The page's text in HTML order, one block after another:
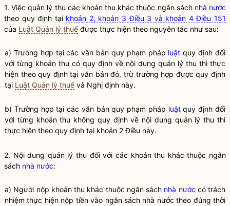
1. Việc quản lý thu các khoản thu khác thuộc ngân sách nhà nước
theo quy định tại khoản 2, khoản 3 Điều 3 và khoản 4 Điều 151
của Luật Quản lý thuếđược thực hiện theo nguyên tắc như sau:
a) Trường hợp tại các văn bản quy phạm pháp luật quy định đối
với từng khoản thu có quy định về nội dung quản lý thu thì thực
hiện theo quy định tại văn bản đó, trừ trường hợp được quy định
tại Luật Quản lý thuếvà Nghị định này.
b) Trường hợp tại các văn bản quy phạm pháp luậtquy định đối
với từng khoản thu không quy định về nội dung quản lý thu thì
thực hiện theo quy định tại khoản 2 Điều này.
2. Nội dung quản lý thu đối với các khoản thu khác thuộc ngân
sách nhà nước:
a) Người nộp khoản thu khác thuộc ngân sách nhà nước có trách
nhiệm thực hiện nộp tiền vào ngân sách nhà nước theo đúng thời